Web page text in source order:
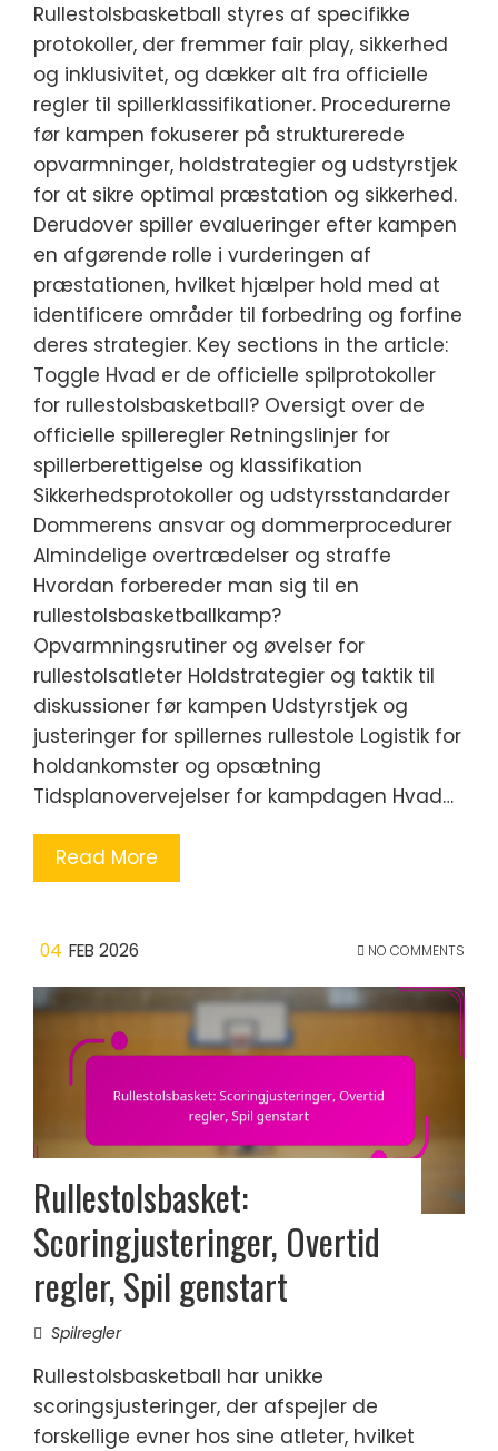
Rullestolsbasketball styres af specifikke
protokoller, der fremmer fair play, sikkerhed
og inklusivitet, og dækker alt fra officielle
regler til spillerklassifikationer. Procedurerne
før kampen fokuserer på strukturerede
opvarmninger, holdstrategier og udstyrstjek
for at sikre optimal præstation og sikkerhed.
Derudover spiller evalueringer efter kampen
en afgørende rolle i vurderingen af
præstationen, hvilket hjælper hold med at
identificere områder til forbedring og forfine
deres strategier. Key sections in the article:
Toggle Hvad er de officielle spilprotokoller
for rullestolsbasketball? Oversigt over de
officielle spilleregler Retningslinjer for
spillerberettigelse og klassifikation
Sikkerhedsprotokoller og udstyrsstandarder
Dommerens ansvar og dommerprocedurer
Almindelige overtrædelser og straffe
Hvordan forbereder man sig til en
rullestolsbasketballkamp?
Opvarmningsrutiner og øvelser for
rullestolsatleter Holdstrategier og taktik til
diskussioner før kampen Udstyrstjek og
justeringer for spillernes rullestole Logistik for
holdankomster og opsætning
Tidsplanovervejelser for kampdagen Hvad…
Read More
04 FEB 2026 NO COMMENTS
Rullestolsbasket:
Scoringjusteringer, Overtid
regler, Spil genstart
Spilregler
Rullestolsbasketball har unikke
scoringsjusteringer, der afspejler de
forskellige evner hos sine atleter, hvilket